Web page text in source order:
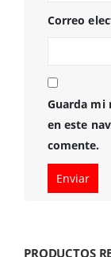
Correo
Guarda mi
en este
comente.
PRODUCTOS